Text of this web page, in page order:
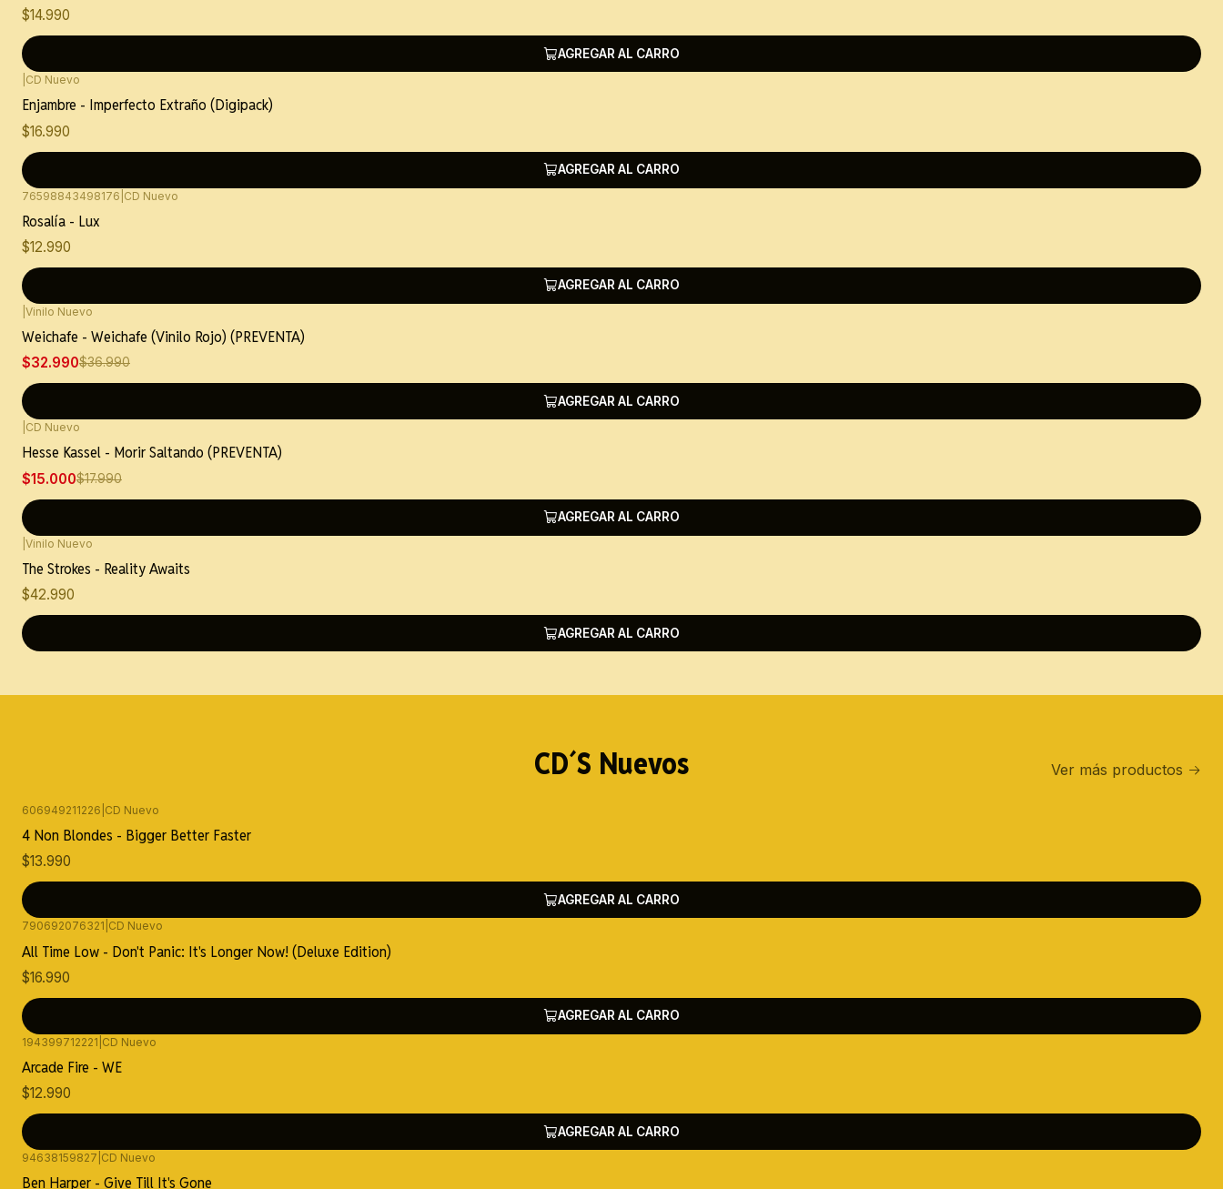
$14.990
AGREGAR AL CARRO
CD Nuevo
Enjambre - Imperfecto Extraño (Digipack)
$16.990
AGREGAR AL CARRO
76598843498176 CD Nuevo
Rosalía - Lux
$12.990
AGREGAR AL CARRO
-11% OFF
Vinilo Nuevo
Weichafe - Weichafe (Vinilo Rojo) (PREVENTA)
$32.990$36.990
AGREGAR AL CARRO
-17% OFF
CD Nuevo
Hesse Kassel - Morir Saltando (PREVENTA)
$15.000$17.990
AGREGAR AL CARRO
Nuevo
Vinilo Nuevo
The Strokes - Reality Awaits
$42.990
AGREGAR AL CARRO
CD´S Nuevos Ver más productos
606949211226 CD Nuevo
4 Non Blondes - Bigger Better Faster
$13.990
AGREGAR AL CARRO
790692076321 CD Nuevo
All Time Low - Don't Panic: It's Longer Now! (Deluxe Edition)
$16.990
AGREGAR AL CARRO
194399712221 CD Nuevo
Arcade Fire - WE
$12.990
AGREGAR AL CARRO
94638159827 CD Nuevo
Ben Harper - Give Till It's Gone